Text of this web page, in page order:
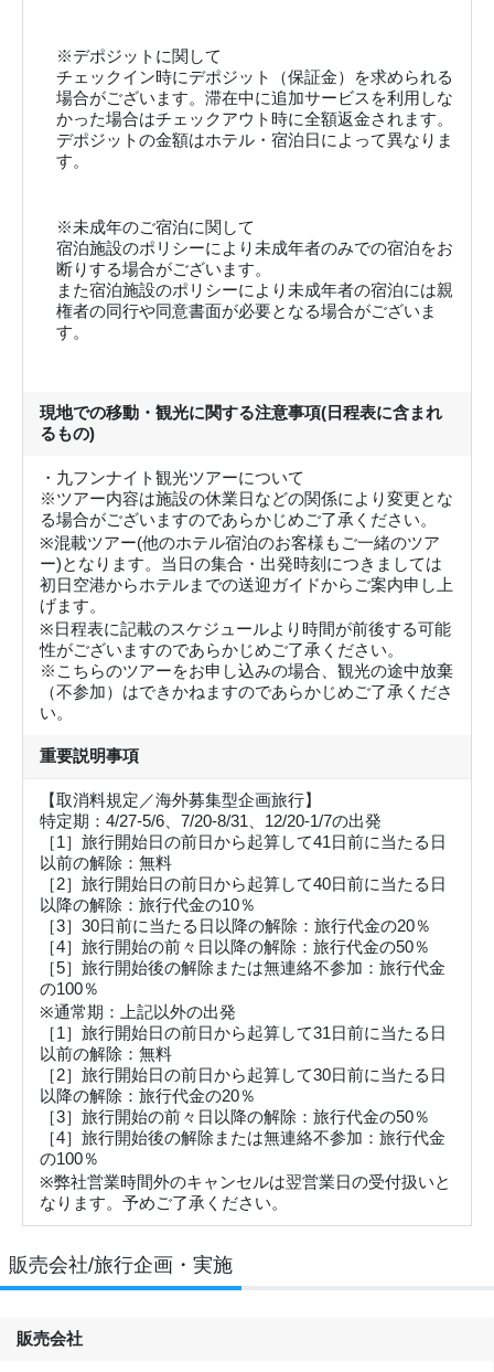
※デポジットに関して
チェックイン時にデポジット（保証金）を求められる
場合がございます。滞在中に追加サービスを利用しな
かった場合はチェックアウト時に全額返金されます。
デポジットの金額はホテル・宿泊日によって異なりま
す。
※未成年のご宿泊に関して
宿泊施設のポリシーにより未成年者のみでの宿泊をお
断りする場合がございます。
また宿泊施設のポリシーにより未成年者の宿泊には親
権者の同行や同意書面が必要となる場合がございま
す。
現地での移動・観光に関する注意事項(日程表に含まれ
るもの)
・九フンナイト観光ツアーについて
※ツアー内容は施設の休業日などの関係により変更とな
る場合がございますのであらかじめご了承ください。
※混載ツアー(他のホテル宿泊のお客様もご一緒のツア
ー)となります。当日の集合・出発時刻につきましては
初日空港からホテルまでの送迎ガイドからご案内申し上
げます。
※日程表に記載のスケジュールより時間が前後する可能
性がございますのであらかじめご了承ください。
※こちらのツアーをお申し込みの場合、観光の途中放棄
（不参加）はできかねますのであらかじめご了承くださ
い。
重要説明事項
【取消料規定／海外募集型企画旅行】
特定期：4/27-5/6、7/20-8/31、12/20-1/7の出発
［1］旅行開始日の前日から起算して41日前に当たる日
以前の解除：無料
［2］旅行開始日の前日から起算して40日前に当たる日
以降の解除：旅行代金の10％
［3］30日前に当たる日以降の解除：旅行代金の20％
［4］旅行開始の前々日以降の解除：旅行代金の50％
［5］旅行開始後の解除または無連絡不参加：旅行代金
の100％
※通常期：上記以外の出発
［1］旅行開始日の前日から起算して31日前に当たる日
以前の解除：無料
［2］旅行開始日の前日から起算して30日前に当たる日
以降の解除：旅行代金の20％
［3］旅行開始の前々日以降の解除：旅行代金の50％
［4］旅行開始後の解除または無連絡不参加：旅行代金
の100％
※弊社営業時間外のキャンセルは翌営業日の受付扱いと
なります。予めご了承ください。
販売会社/旅行企画・実施
販売会社